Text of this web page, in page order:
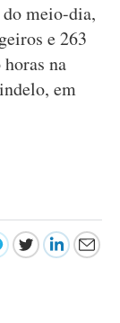
meio-dia,
e 263
na
em